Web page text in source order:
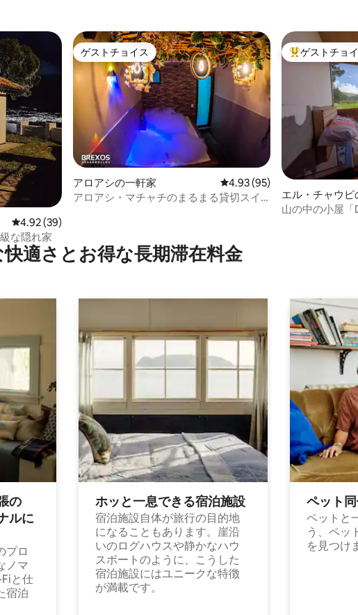
レビュー39件、5つ星中4.92つ星の平均評価
4.92 (39)
な隠れ家
ゲストチョイス
ゲストチョイス
アロアシの一軒家 レビュー95件、5つ星中4.93
4.93 (95)
アロアシ・マチャチのまるまる貸切スイ
大好評のゲス
ゲストチョ
エル・チャウピ
山の中の小屋「
適⁠さ⁠とお⁠得⁠な長⁠期⁠滞⁠在料⁠金
の
ル⁠に
プロ
ノマ
と仕
宿泊
ホッと一⁠息⁠で⁠き⁠る宿⁠泊施⁠設
宿泊施設自体が旅行の目的地
になることもあります。崖沿
いのログハウスや静かなハウ
スボートのように、こうした
宿泊施設にはユニークな特徴
が満載です。
ペット
ペットと
う、ペッ
を見つけ